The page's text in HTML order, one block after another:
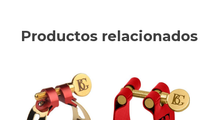
Productos relacionados